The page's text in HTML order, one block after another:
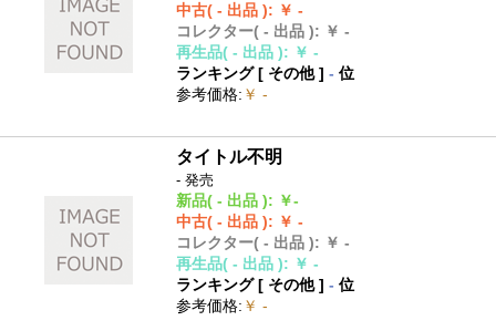
中古( - 出品 ): ￥ -
コレクター( - 出品 ): ￥ -
再生品( - 出品 ): ￥ -
ランキング [ その他]- 位
参考価格: ￥ -
タイトル不明
- 発売
新品( - 出品 ): ￥-
中古( - 出品 ): ￥ -
コレクター( - 出品 ): ￥ -
再生品( - 出品 ): ￥ -
ランキング [ その他]- 位
参考価格: ￥ -